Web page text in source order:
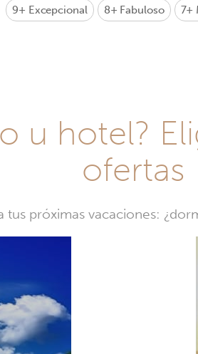
9+ Excepcional 8+ Fabuloso 7+
u hotel?
ofertas
tus próximas vacaciones: